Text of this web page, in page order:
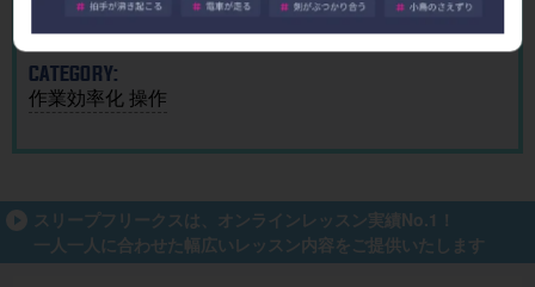
CATEGORY:
作業効率化 操作
スリープフリークスは、オンラインレッスン実績No.1！
一人一人に合わせた幅広いレッスン内容をご提供いたします